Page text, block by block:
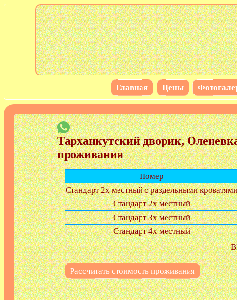
Главная Цены
Тарханкутский дворик,
проживания
Номер
Стандарт 2х местный с раздельными кроватями
Стандарт 2х местный
Стандарт 3х местный
Стандарт 4х местный
Рассчитать стоимость проживания
Возможны заезды